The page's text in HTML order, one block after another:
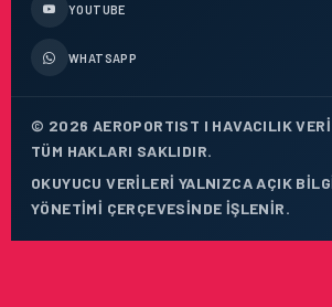
YOUTUBE
WHATSAPP
© 2026 AEROPORTIST I HAVACILIK
TÜM HAKLARI SAKLIDIR.
OKUYUCU VERILERI YALNIZCA AÇIK
YÖNETIMI ÇERÇEVESINDE IŞLENIR.